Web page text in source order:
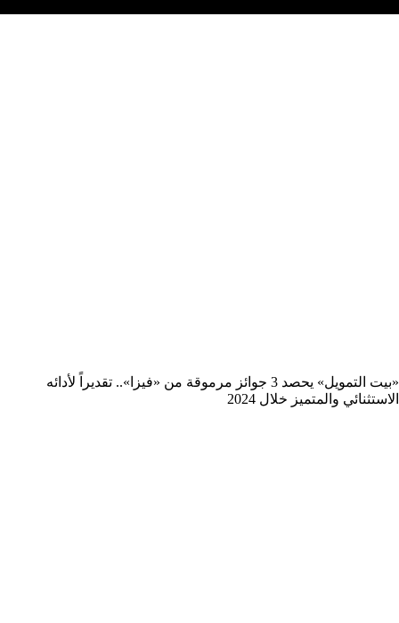
«بيت التمويل» يحصد 3 جوائز مرموقة من «فيزا».. تقديراً لأدائه
الاستثنائي والمتميز خلال 2024